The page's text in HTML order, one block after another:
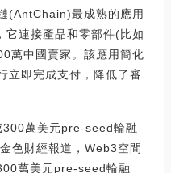
(AntChain)最成熟的應用
連接產品和零部件(比如
萬中國賣家。該應用簡化
立即完成支付，降低了審
萬美元pre-seed輪融
色財經報道，Web3空間
萬美元pre-seed輪融